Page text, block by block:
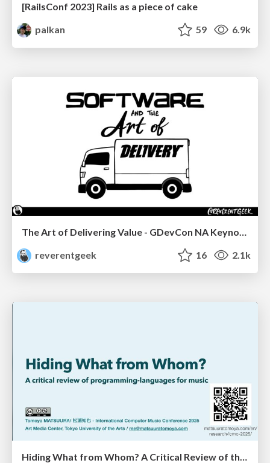
[RailsConf 2023] Rails as a piece of cake
palkan
59 6.9k
reverentgeek
16 2.1k
Hiding What from Whom? A Critical Review of the History of Programming languages for Music